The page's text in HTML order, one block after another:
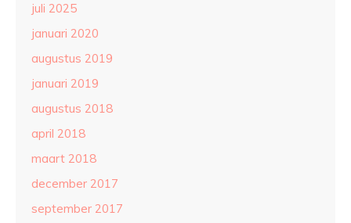
juli 2025
januari 2020
augustus 2019
januari 2019
augustus 2018
april 2018
maart 2018
december 2017
september 2017